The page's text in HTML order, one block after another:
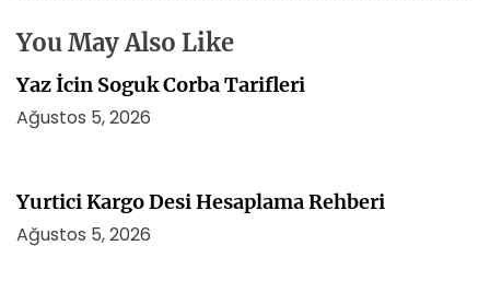
i
You May Also Like
Yaz İcin Soguk Corba Tarifleri
Ağustos 5, 2026
Yurtici Kargo Desi Hesaplama Rehberi
Ağustos 5, 2026